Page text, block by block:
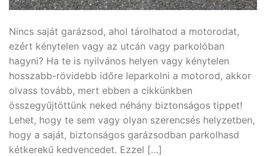
Nincs saját garázsod, ahol tárolhatod a motorodat,
ezért kénytelen vagy az utcán vagy parkolóban
hagyni? Ha te is nyilvános helyen vagy kénytelen
hosszabb-rövidebb időre leparkolni a motorod, akkor
olvass tovább, mert ebben a cikkünkben
összegyűjtöttünk neked néhány biztonságos tippet!
Lehet, hogy te sem vagy olyan szerencsés helyzetben,
hogy a saját, biztonságos garázsodban parkolhasd
kétkerekű kedvencedet. Ezzel […]